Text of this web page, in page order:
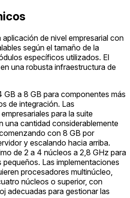
de nivel empresarial con
según el tamaño de la
específicos utilizados. El
una robusta infraestructura de
GB a 8 GB para componentes más
de integración. Las
para la suite
una cantidad considerablemente
con 8 GB por
y escalando hacia arriba.
de 2 a 4 núcleos a 2,8 GHz para
Las implementaciones
procesadores multinúcleo,
núcleos o superior, con
adecuadas para gestionar las